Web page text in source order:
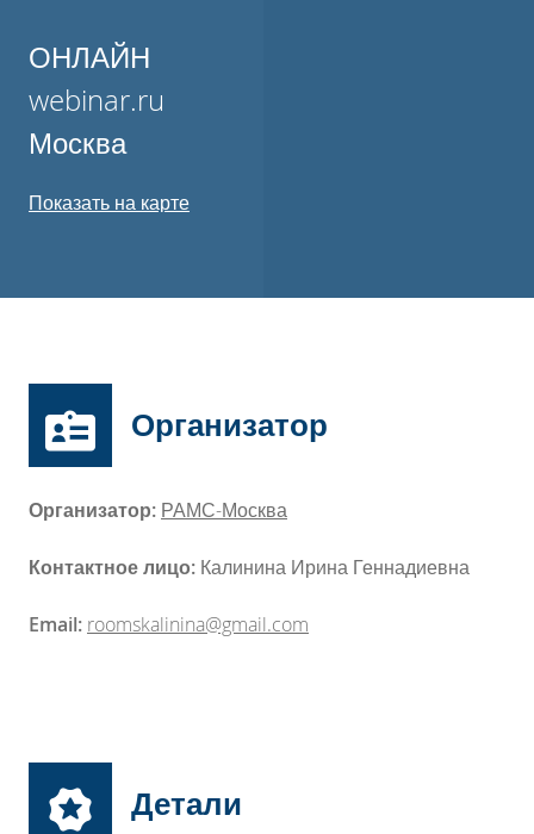
ОНЛАЙН
webinar.ru
Москва
Показать на карте
Организатор
Организатор: РАМС-Москва
Контактное лицо: Калинина Ирина Геннадиевна
Email: roomskalinina@gmail.com
Детали